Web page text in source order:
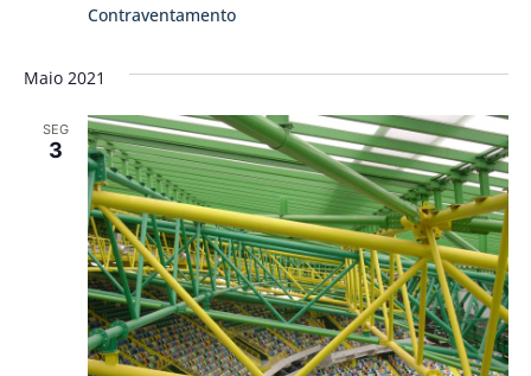
Contraventamento
Maio 2021
SEG
3